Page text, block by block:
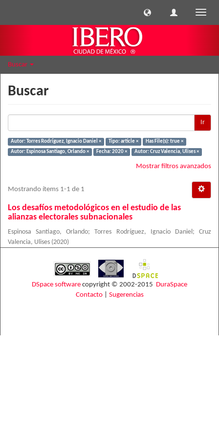
Buscar
Buscar
Ir
Autor: Torres Rodríguez, Ignacio Daniel × Tipo: article ×
Has File(s): true ×
Autor: Espinosa Santiago, Orlando ×
Fecha: 2020 × Autor: Cruz Valencia, Ulises ×
Mostrar filtros avanzados
Mostrando ítems 1-1 de 1
Los desafíos metodológicos en el estudio de las
alianzas electorales subnacionales
Espinosa Santiago, Orlando;Torres Rodríguez, Ignacio Daniel ;Cruz
Valencia, Ulises (2020)
DSpace software copyright © 2002-2015 DuraSpace
Contacto| Sugerencias